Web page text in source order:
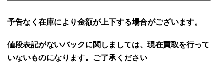
予告なく在庫により金額が上下する場合がございます。
値段表記がないパックに関しましては、現在買取を行って
いないものになります。ご了承ください